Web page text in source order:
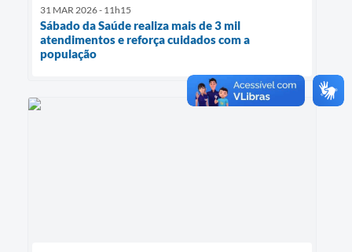
31 MAR 2026 - 11h15
Sábado da Saúde realiza mais de 3 mil
atendimentos e reforça cuidados com a
população